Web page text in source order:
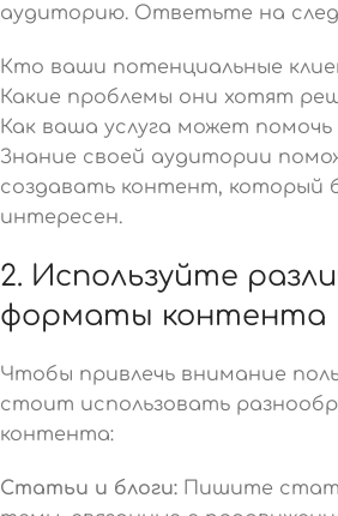
аудиторию. Ответьте на
Кто ваши потенциальные
Какие проблемы они хотят
Как ваша услуга может помочь
Знание своей аудитории
создавать контент, который
интересен.
2. Используйте
форматы контента
Чтобы привлечь внимание
стоит использовать
контента:
Статьи и блоги: Пишите